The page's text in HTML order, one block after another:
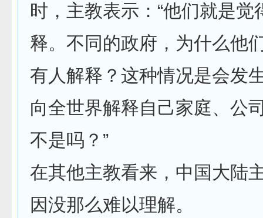
时，主教表示：“他们就是觉
释。不同的政府，为什么他
有人解释？这种情况是会发
向全世界解释自己家庭、公
不是吗？”
在其他主教看来，中国大陆
因没那么难以理解。